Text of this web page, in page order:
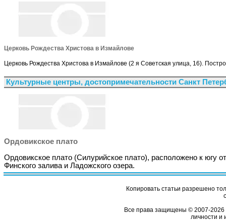
Церковь Рождества Христова в Измайлове
Церковь Рождества Христова в Измайлове (2 я Советская улица, 16).
Культурные центры, достопримечательности Санкт
Ордовикское плато
Ордовикское плато (Силурийское плато), расположено к югу от
Финского залива и Ладожского озера.
Копировать статьи разрешено
Все права защищены © 2007-2026
личности и